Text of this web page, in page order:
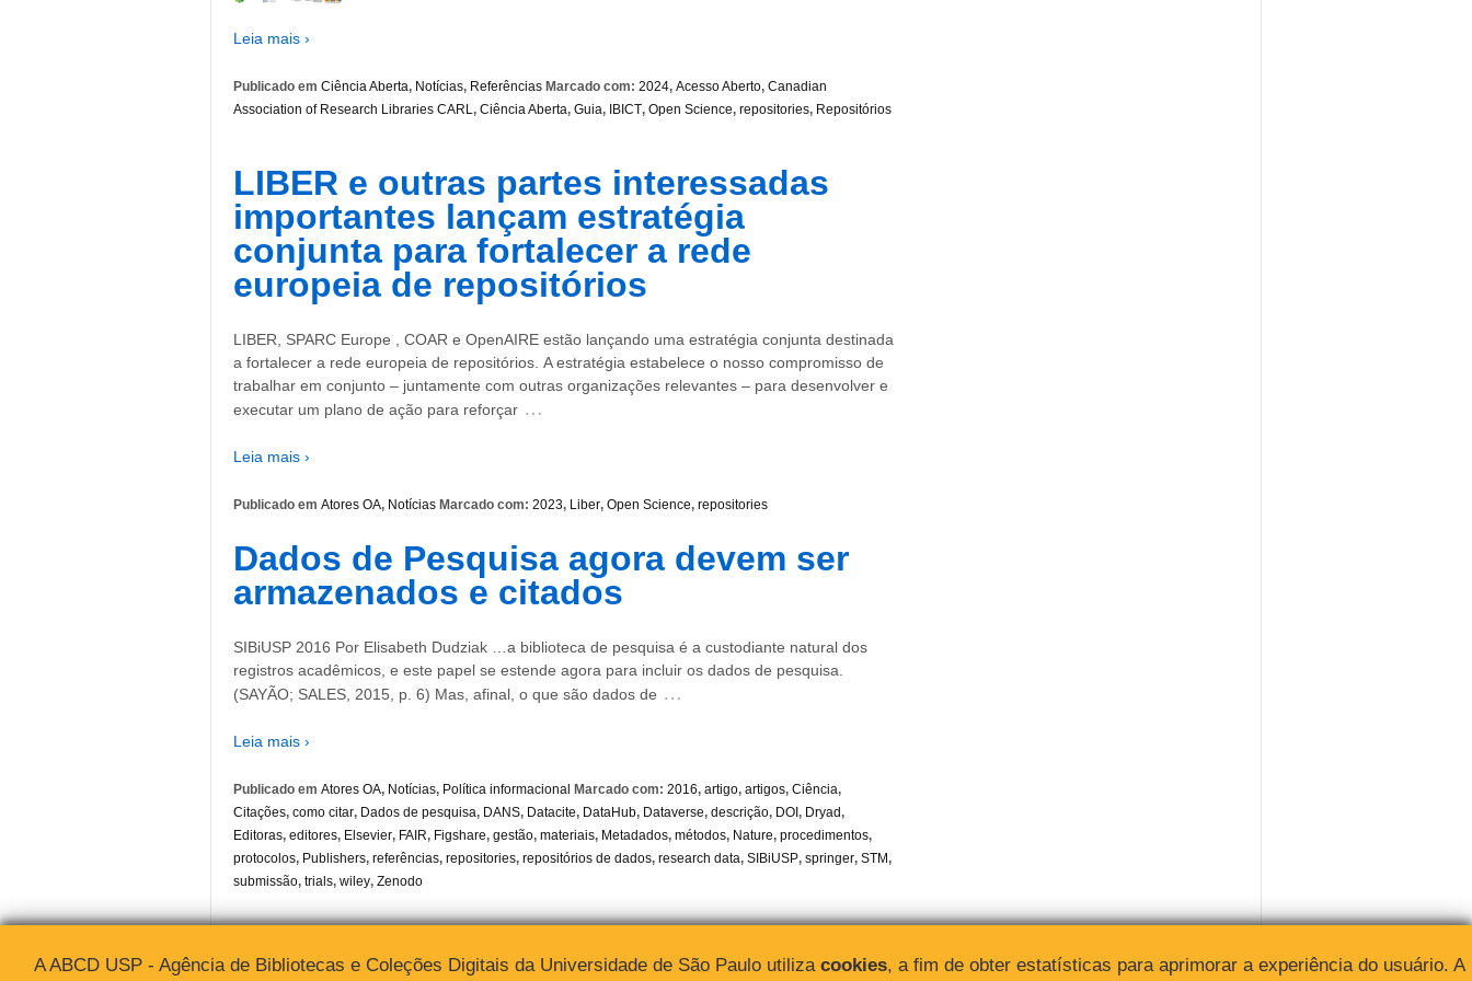
Leia mais ›
Publicado em Ciência Aberta, Notícias, Referências Marcado com: 2024, Acesso Aberto, Canadian
Association of Research Libraries CARL , Ciência Aberta, Guia, IBICT, Open Science, repositories, Repositórios
LIBER e outras partes interessadas
importantes lançam estratégia
conjunta para fortalecer a rede
europeia de repositórios
LIBER, SPARC Europe , COAR e OpenAIRE estão lançando uma estratégia conjunta destinada
a fortalecer a rede europeia de repositórios. A estratégia estabelece o nosso compromisso de
trabalhar em conjunto – juntamente com outras organizações relevantes – para desenvolver e
executar um plano de ação para reforçar …
Leia mais ›
Publicado em Atores OA, Notícias Marcado com: 2023, Liber, Open Science, repositories
Dados de Pesquisa agora devem ser
armazenados e citados
SIBiUSP 2016 Por Elisabeth Dudziak …a biblioteca de pesquisa é a custodiante natural dos
registros acadêmicos, e este papel se estende agora para incluir os dados de pesquisa.
(SAYÃO; SALES, 2015, p. 6) Mas, afinal, o que são dados de …
Leia mais ›
Publicado em Atores OA, Notícias, Política informacional Marcado com: 2016, artigo, artigos, Ciência,
Citações, como citar, Dados de pesquisa, DANS, Datacite, DataHub, Dataverse, descrição, DOI, Dryad,
Editoras, editores, Elsevier, FAIR, Figshare, gestão, materiais, Metadados, métodos, Nature, procedimentos,
protocolos, Publishers, referências, repositories, repositórios de dados, research data, SIBiUSP, springer, STM,
submissão, trials, wiley, Zenodo
A ABCD USP - Agência de Bibliotecas e Coleções Digitais da Universidade de São Paulo utiliza cookies, a fim de obter estatísticas para aprimorar a experiência do usuário. A